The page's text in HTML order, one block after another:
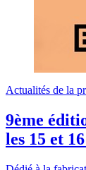
Actualités de la
9ème
les 15 et